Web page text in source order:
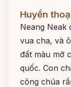
Đọc ngay
Huyền
Neang Neak
vua cha, và
đất màu mỡ
quốc. Con
công chúa